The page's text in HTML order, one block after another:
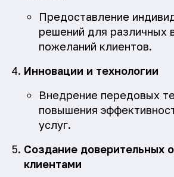
Предоставление
решений для различных
пожеланий клиентов.
Инновации и технологии
Внедрение передовых
повышения
услуг.
Создание доверительных
клиентами